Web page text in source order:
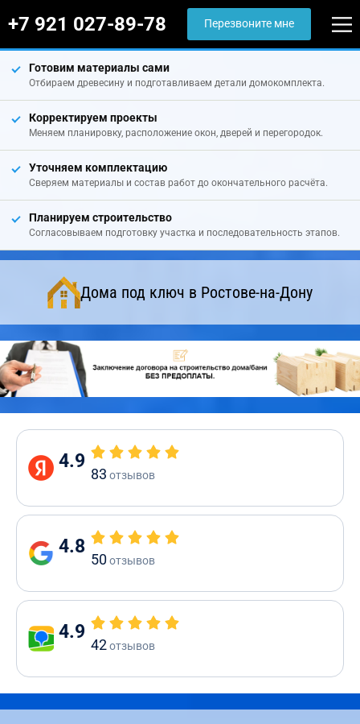
+7 921 027-89-78 Перезвоните мне
Готовим материалы сами
Отбираем древесину и подготавливаем детали домокомплекта.
Корректируем проекты
Меняем планировку, расположение окон, дверей и перегородок.
Уточняем комплектацию
Сверяем материалы и состав работ до окончательного расчёта.
Планируем строительство
Согласовываем подготовку участка и последовательность этапов.
Дома под ключ в Ростове-на-Дону
4.9
83 отзывов
4.8
50отзывов
4.9
42отзывов